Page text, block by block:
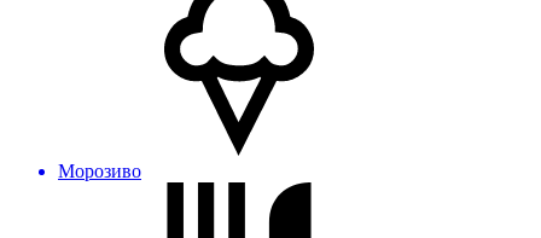
Морозиво